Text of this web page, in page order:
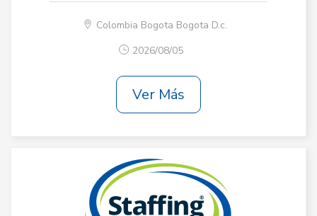
Colombia Bogota Bogota D.c.
2026/08/05
Ver Más